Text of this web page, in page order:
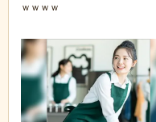
ｗｗｗｗ